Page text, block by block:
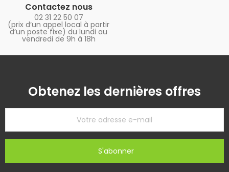
Contactez nous
02 31 22 50 07
(prix d’un appel local à partir
d’un poste fixe) du lundi au
vendredi de 9h à 18h
Obtenez les dernières offres
S'abonner